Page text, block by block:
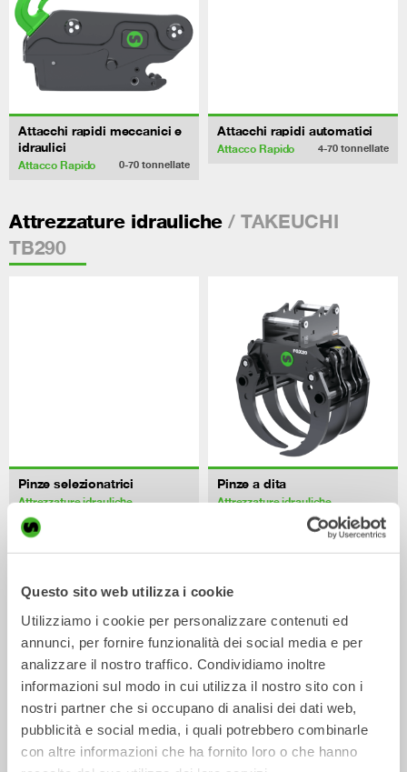
Questo sito web utilizza i cookie
Utilizziamo i cookie per personalizzare contenuti ed
annunci, per fornire funzionalità dei social media e per
analizzare il nostro traffico. Condividiamo inoltre
informazioni sul modo in cui utilizza il nostro sito con i
nostri partner che si occupano di analisi dei dati web,
pubblicità e social media, i quali potrebbero combinarle
con altre informazioni che ha fornito loro o che hanno
Attacchi rapidi meccanici e
idraulici
Attacco Rapido 0-70 tonnellate
Attacchi rapidi automatici
Attacco Rapido 4-70 tonnellate
Attrezzature idrauliche / TAKEUCHI
TB290
Pinze selezionatrici
Attrezzature idrauliche
Pinze a dita
Attrezzature idrauliche
2-26 tonnellate
Pinze multiuso Compattatori